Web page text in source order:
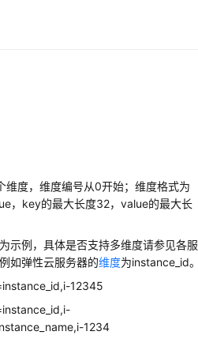
维度，维度编号从0开始；维度格式为
，key的最大长度32，value的最大长
示例，具体是否支持多维度请参见各服
如弹性云服务器的维度为instance_id。
12345
1234